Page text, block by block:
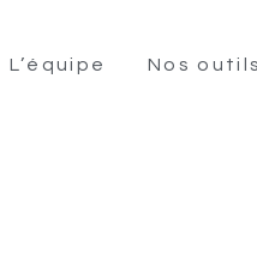
L’équipe Nos outils